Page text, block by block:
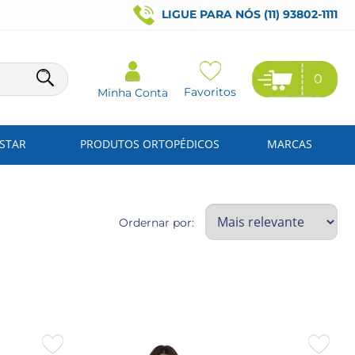
LIGUE PARA NÓS (11) 93802-1111
Minha Conta Favoritos
0
PRODUTOS ORTOPÉDICOS MARCAS
Ordernar por: